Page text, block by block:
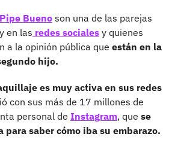
Pipe Bueno son una de las parejas
en las redes sociales y quienes
a la opinión pública que están en la
hijo.
es muy activa en sus redes
con sus más de 17 millones de
personal de Instagram, que se
para saber cómo iba su embarazo.